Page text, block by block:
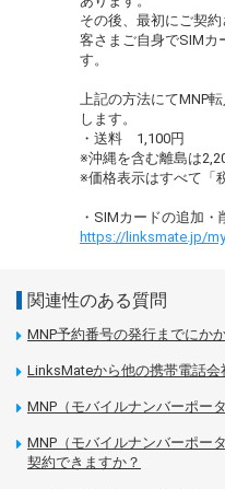
その後、最初にご契
客さまご自身でSIMカ
す。
上記の方法にてMNP
します。
・送料 1,100円
※沖縄を含む離島は
※価格表示はすべて「
・SIMカードの追加・
https://linksmate.jp/
関連性のある質問
MNP予約番号の発行までにか
LinksMateから他の携帯電話会
MNP（モバイルナンバーポー
MNP（モバイルナンバーポー
契約できますか？